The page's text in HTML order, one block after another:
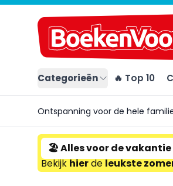
Categorieën 🔥 Top 10
Ontspanning voor de hele
🏖️ Alles voor de vakantie
Bekijkhierdeleukste